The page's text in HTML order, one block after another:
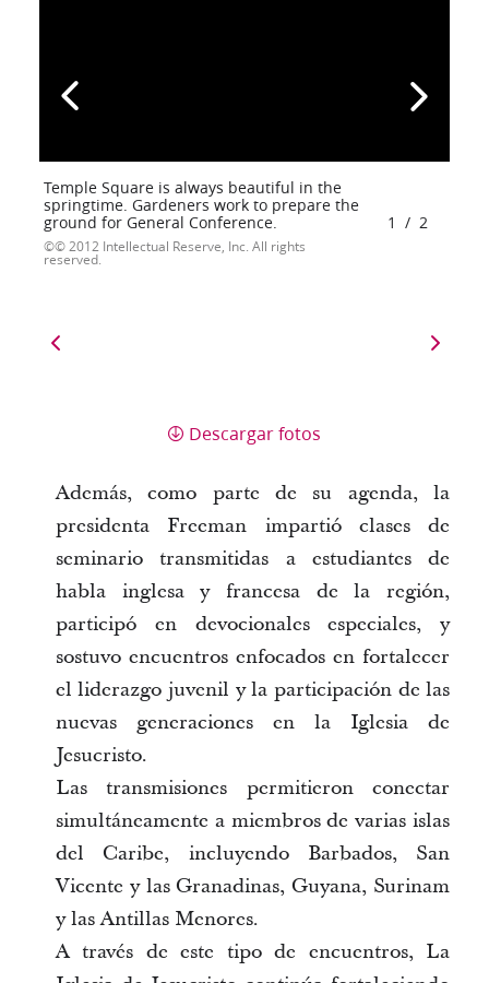
Temple Square is always beautiful in the
springtime. Gardeners work to prepare the
ground for General Conference.
© 2012 Intellectual Reserve, Inc. All rights
reserved.
1 / 2
Descargar fotos
Además, como parte de su agenda, la
presidenta Freeman impartió clases de
seminario transmitidas a estudiantes de
habla inglesa y francesa de la región,
participó en devocionales especiales, y
sostuvo encuentros enfocados en fortalecer
el liderazgo juvenil y la participación de las
nuevas generaciones en la Iglesia de
Jesucristo.
Las transmisiones permitieron conectar
simultáneamente a miembros de varias islas
del Caribe, incluyendo Barbados, San
Vicente y las Granadinas, Guyana, Surinam
y las Antillas Menores.
A través de este tipo de encuentros, La